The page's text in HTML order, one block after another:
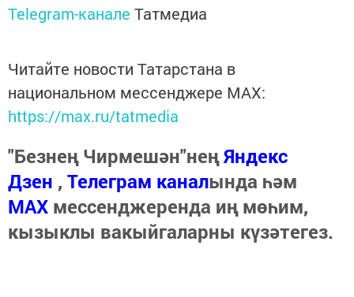
Telegram-канале Татмедиа
Читайте новости Татарстана в
национальном мессенджере MАХ:
https://max.ru/tatmedia
"Безнең Чирмешән"неңЯндекс
Дзен , Телеграм каналында һәм
МАХ мессенджеренда иң мөһим,
кызыклы вакыйгаларны күзәтегез.